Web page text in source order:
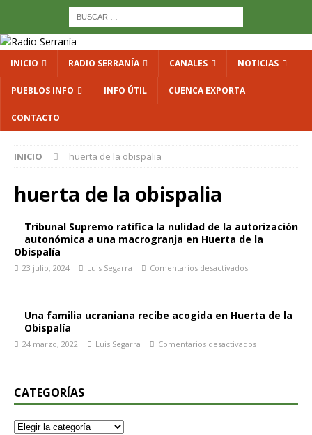
INICIO RADIO SERRANÍA CANALES NOTICIAS
PUEBLOS INFO INFO ÚTIL CUENCA EXPORTA
CONTACTO
INICIO huerta de la obispalia
huerta de la obispalia
Tribunal Supremo ratifica la nulidad de la autorización
autonómica a una macrogranja en Huerta de la
Obispalía
23 julio, 2024 Luis Segarra Comentarios desactivados
Una familia ucraniana recibe acogida en Huerta de la
Obispalía
24 marzo, 2022 Luis Segarra Comentarios desactivados
CATEGORÍAS